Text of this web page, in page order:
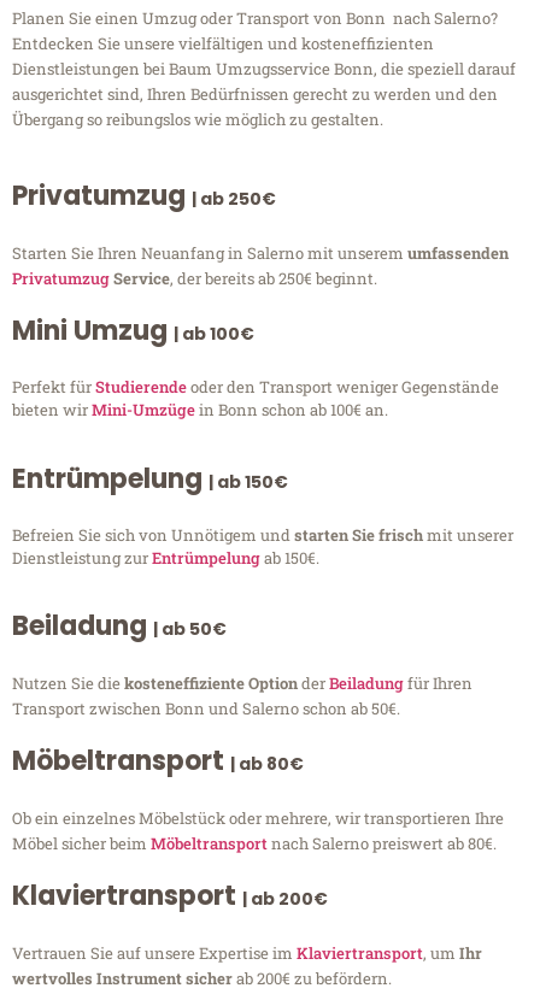
Planen Sie einen Umzug oder Transport von Bonn nach Salerno?
Entdecken Sie unsere vielfältigen und kosteneffizienten
Dienstleistungen bei Baum Umzugsservice Bonn, die speziell darauf
ausgerichtet sind, Ihren Bedürfnissen gerecht zu werden und den
Übergang so reibungslos wie möglich zu gestalten.
Privatumzug | ab 250€
Starten Sie Ihren Neuanfang in Salerno mit unserem umfassenden
PrivatumzugService, der bereits ab 250€ beginnt.
Mini Umzug | ab 100€
Perfekt fürStudierendeoder den Transport weniger Gegenstände
bieten wirMini-Umzügein Bonn schon ab 100€ an.
Entrümpelung | ab 150€
Befreien Sie sich von Unnötigem undstarten Sie frischmit unserer
Dienstleistung zurEntrümpelungab 150€.
Beiladung | ab 50€
Nutzen Sie diekosteneffiziente OptionderBeiladungfür Ihren
Transport zwischen Bonn und Salerno schon ab 50€.
Möbeltransport | ab 80€
Ob ein einzelnes Möbelstück oder mehrere, wir transportieren Ihre
Möbel sicher beim Möbeltransportnach Salerno preiswert ab 80€.
Klaviertransport | ab 200€
Vertrauen Sie auf unsere Expertise im Klaviertransport, um Ihr
wertvolles Instrument sicherab 200€ zu befördern.